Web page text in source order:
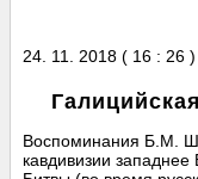
24. 11. 2018 ( 16 : 26 )
Воспоминания Б.М.
кавдивизии